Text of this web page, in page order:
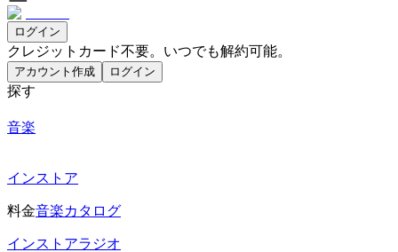
ログイン
クレジットカード不要。いつでも解約可能。
アカウント作成 ログイン
探す
音楽
インストア
料金音楽カタログ
インストアラジオ